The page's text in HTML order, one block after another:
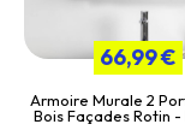
66,99 €
Armoire Murale 2
Bois Façades Rotin -